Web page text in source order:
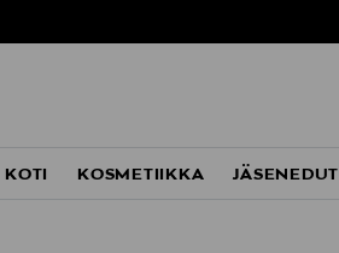
KOTI KOSMETIIKKA JÄSENEDUT